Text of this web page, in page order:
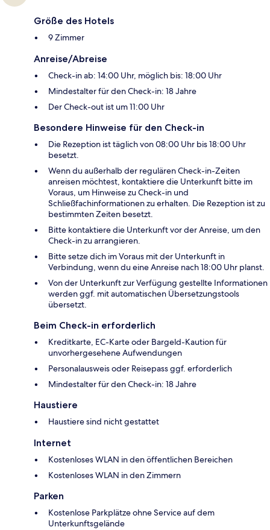
Größe des Hotels
9 Zimmer
Anreise/Abreise
Check-in ab: 14:00 Uhr, möglich bis: 18:00 Uhr
Mindestalter für den Check-in: 18 Jahre
Der Check-out ist um 11:00 Uhr
Besondere Hinweise für den Check-in
Die Rezeption ist täglich von 08:00 Uhr bis 18:00 Uhr
besetzt.
Wenn du außerhalb der regulären Check-in-Zeiten
anreisen möchtest, kontaktiere die Unterkunft bitte im
Voraus, um Hinweise zu Check-in und
Schließfachinformationen zu erhalten. Die Rezeption ist zu
bestimmten Zeiten besetzt.
Bitte kontaktiere die Unterkunft vor der Anreise, um den
Check-in zu arrangieren.
Bitte setze dich im Voraus mit der Unterkunft in
Verbindung, wenn du eine Anreise nach 18:00 Uhr planst.
Von der Unterkunft zur Verfügung gestellte Informationen
werden ggf. mit automatischen Übersetzungstools
übersetzt.
Beim Check-in erforderlich
Kreditkarte, EC-Karte oder Bargeld-Kaution für
unvorhergesehene Aufwendungen
Personalausweis oder Reisepass ggf. erforderlich
Mindestalter für den Check-in: 18 Jahre
Haustiere
Haustiere sind nicht gestattet
Internet
Kostenloses WLAN in den öffentlichen Bereichen
Kostenloses WLAN in den Zimmern
Parken
Kostenlose Parkplätze ohne Service auf dem
Unterkunftsgelände